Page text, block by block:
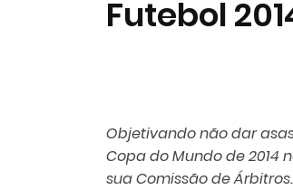
Futebol
Objetivando não dar
Copa do Mundo de 2014
sua Comissão de